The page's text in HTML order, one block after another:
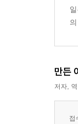
제39
제40
제1장.
제5
만든
저자,
접